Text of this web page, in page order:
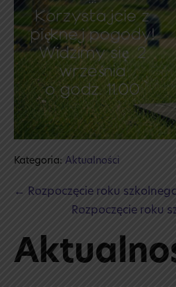
Kategoria: Aktualności
Post
Navigation
← Rozpoczęcie roku
Rozpoczęcie roku